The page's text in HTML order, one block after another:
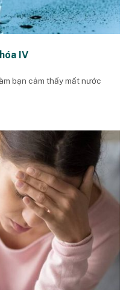
IV
bạn cảm thấy mất nước